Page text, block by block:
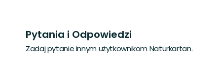
Pytania i Odpowiedzi
Zadaj pytanie innym użytkownikom Naturkartan.